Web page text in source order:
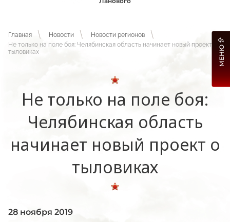
Главная Новости
Новости регионов
Не только на поле боя: Челябинская область начинает новый проект о
тыловиках
Не только на поле боя:
Челябинская область
начинает новый проект о
тыловиках
28 ноября 2019
МЕНЮ